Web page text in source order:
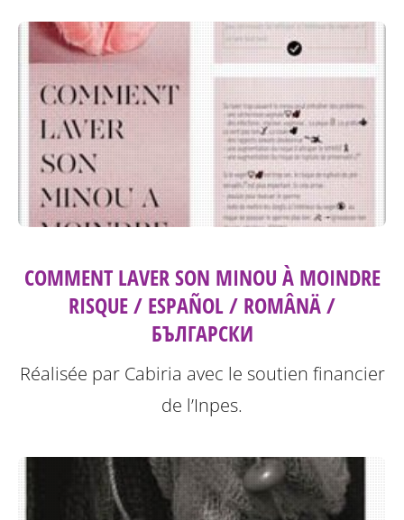
COMMENT LAVER SON MINOU À MOINDRE
RISQUE / ESPAÑOL / ROMÂNÄ /
БЪЛГАРСКИ
Réalisée par Cabiria avec le soutien financier
de l’Inpes.